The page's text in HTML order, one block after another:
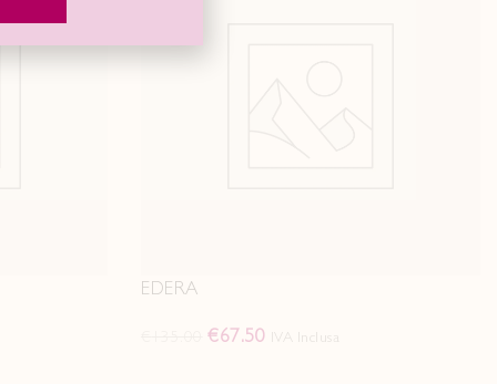
EDERA
€67.50